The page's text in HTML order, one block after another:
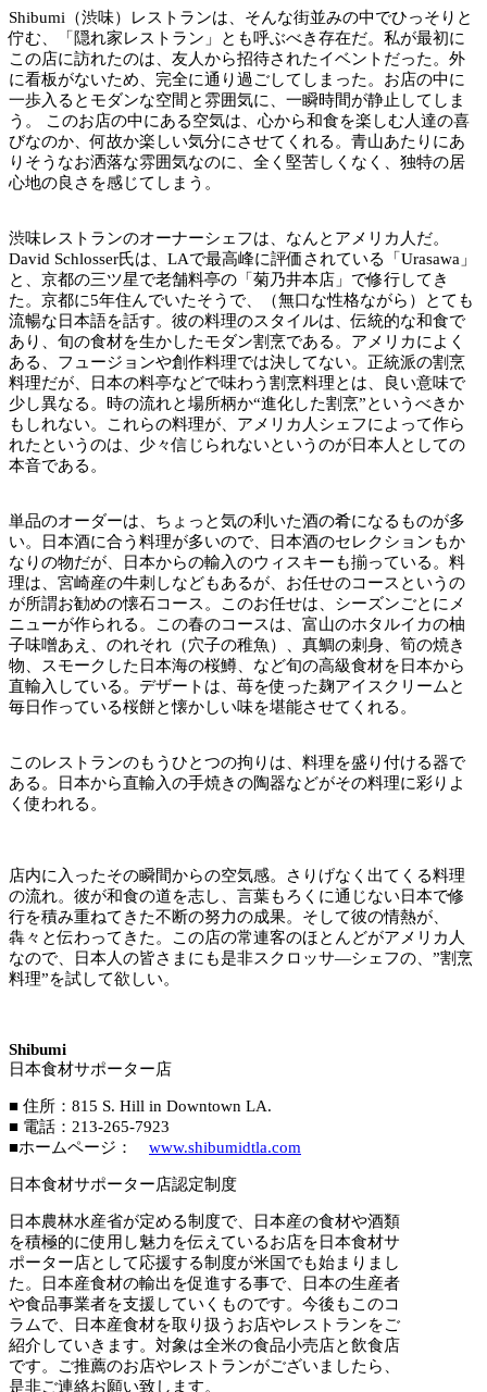
Shibumi（渋味）レストランは、そんな街並みの中でひっそりと
佇む、「隠れ家レストラン」とも呼ぶべき存在だ。私が最初に
この店に訪れたのは、友人から招待されたイベントだった。外
に看板がないため、完全に通り過ごしてしまった。お店の中に
一歩入るとモダンな空間と雰囲気に、一瞬時間が静止してしま
う。 このお店の中にある空気は、心から和食を楽しむ人達の喜
びなのか、何故か楽しい気分にさせてくれる。青山あたりにあ
りそうなお洒落な雰囲気なのに、全く堅苦しくなく、独特の居
心地の良さを感じてしまう。
渋味レストランのオーナーシェフは、なんとアメリカ人だ。
David Schlosser氏は、LAで最高峰に評価されている「Urasawa」
と、京都の三ツ星で老舗料亭の「菊乃井本店」で修行してき
た。京都に5年住んでいたそうで、（無口な性格ながら）とても
流暢な日本語を話す。彼の料理のスタイルは、伝統的な和食で
あり、旬の食材を生かしたモダン割烹である。アメリカによく
ある、フュージョンや創作料理では決してない。正統派の割烹
料理だが、日本の料亭などで味わう割烹料理とは、
良い意味で
少し異なる。時の流れと場所柄か“進化した割烹”というべきか
もしれない。これらの料理が、アメリカ人シェフによって作ら
れたというのは、少々信じられないというのが日本人としての
本音である。
単品のオーダーは、ちょっと気の利いた酒の肴になるものが多
い。日本酒に合う料理が多いので、日本酒のセレクションもか
なりの物だが、日本からの輸入のウィスキーも揃っている。料
理は、宮崎産の牛刺しなどもあるが、お任せのコースというの
が所謂お勧めの懐石コース。このお任せは、シーズンごとにメ
ニューが作られる。この春のコースは、富山のホタルイカの柚
子味噌あえ、のれそれ（穴子の稚魚）、真鯛の刺身、筍の焼き
物、スモークした日本海の桜鱒、など旬の高級食材を日本から
直輸入している。デザートは、苺を使った麹アイスクリームと
毎日作っている桜餅と懐かしい味を堪能させてくれる。
このレストランのもうひとつの拘りは、料理を盛り付ける器で
ある。日本から直輸入の手焼きの陶器などがその料理に彩りよ
く使われる。
店内に入ったその瞬間からの空気感。さりげなく出てくる料理
の流れ。彼が和食の道を志し、言葉もろくに通じない日本で修
行を積み重ねてきた不断の努力の成果。そして彼の情熱が、
犇々と伝わってきた。この店の常連客のほとんどがアメリカ人
なので、日本人の皆さまにも是非スクロッサ―シェフの、”割烹
料理”を試して欲しい。
Shibumi
日本食材サポーター店
■ 住所：815 S. Hill in Downtown LA.
■ 電話：213-265-7923
■ホームページ： www.shibumidtla.com
日本食材サポーター店認定制度
日本農林水産省が定める制度で、日本産の食材や酒類
を積極的に使用し魅力を伝えているお店を日本食材サ
ポーター店として応援する制度が米国でも始まりまし
た。日本産食材の輸出を促進する事で、日本の生産者
や食品事業者を支援していくものです。今後もこのコ
ラムで、日本産食材を取り扱うお店やレストランをご
紹介していきます。対象は全米の食品小売店と飲食店
です。ご推薦のお店やレストランがございましたら、
是非ご連絡お願い致します。